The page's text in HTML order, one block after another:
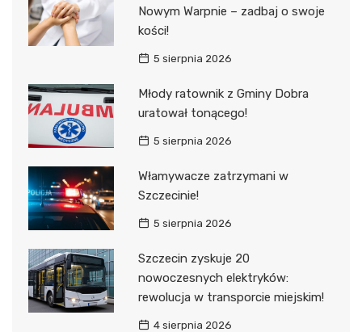
Nowym Warpnie – zadbaj o swoje
kości!
5 sierpnia 2026
Młody ratownik z Gminy Dobra
uratował tonącego!
5 sierpnia 2026
Włamywacze zatrzymani w
Szczecinie!
5 sierpnia 2026
Szczecin zyskuje 20
nowoczesnych elektryków:
rewolucja w transporcie miejskim!
4 sierpnia 2026